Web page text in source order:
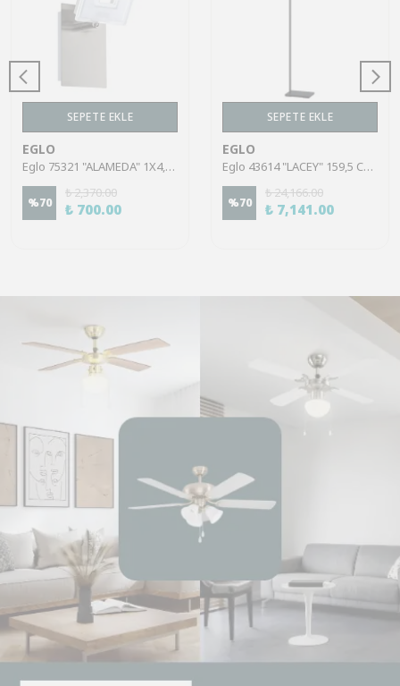
SEPETE EKLE
EGLO
Eglo 75321 "ALAMEDA" 1X4,5W Çelik Nikel Mat Sıva Üstü Spot
%70
₺ 2,370.00
₺ 700.00
SEPETE EKLE
EGLO
Eglo 43614 "LACEY" 159,5 Cm Yüksekliğinde Çelik, Ahşap Köşe Lambası Lambader
%70
₺ 24,166.00
₺ 7,141.00